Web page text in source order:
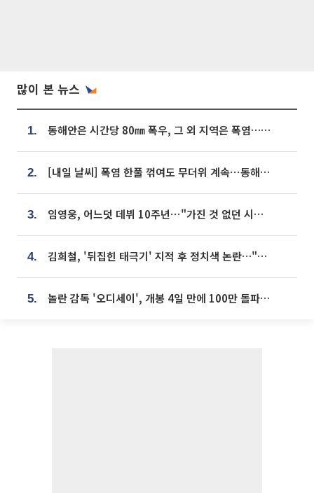
많이 본 뉴스
1. 동해안은 시간당 80㎜ 폭우, 그 외 지역은 폭염…‘극과 극 날씨’
2. [내일 날씨] 폭염 한풀 꺾여도 무더위 계속⋯동해안 이틀 연속 비
3. 임영웅, 어느덧 데뷔 10주년⋯"가진 것 없던 시절, 내 앞엔 20명의 팬뿐"
4. 김희철, '뒤집힌 태극기' 지적 후 정치색 논란…"좌우 떠나 우리나라 국기"
5. 놀란 감독 '오디세이', 개봉 4일 만에 100만 돌파⋯'왕사남' 보다 빠르다